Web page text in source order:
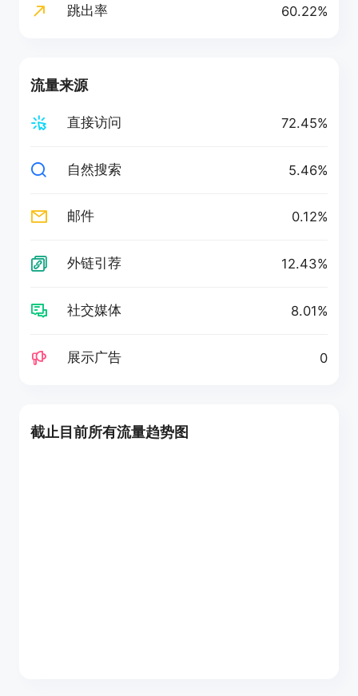
跳出率 60.22%
流量来源
直接访问 72.45%
自然搜索 5.46%
邮件 0.12%
外链引荐 12.43%
社交媒体 8.01%
展示广告 0
截止目前所有流量趋势图